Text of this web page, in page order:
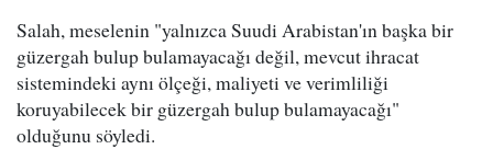
Salah, meselenin "yalnızca Suudi Arabistan'ın başka bir
güzergah bulup bulamayacağı değil, mevcut ihracat
sistemindeki aynı ölçeği, maliyeti ve verimliliği
koruyabilecek bir güzergah bulup bulamayacağı"
olduğunu söyledi.